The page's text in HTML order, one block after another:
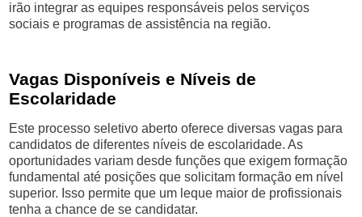
irão integrar as equipes responsáveis pelos serviços
sociais e programas de assistência na região.
Vagas Disponíveis e Níveis de
Escolaridade
Este processo seletivo aberto oferece diversas vagas para
candidatos de diferentes níveis de escolaridade. As
oportunidades variam desde funções que exigem formação
fundamental até posições que solicitam formação em nível
superior. Isso permite que um leque maior de profissionais
tenha a chance de se candidatar.